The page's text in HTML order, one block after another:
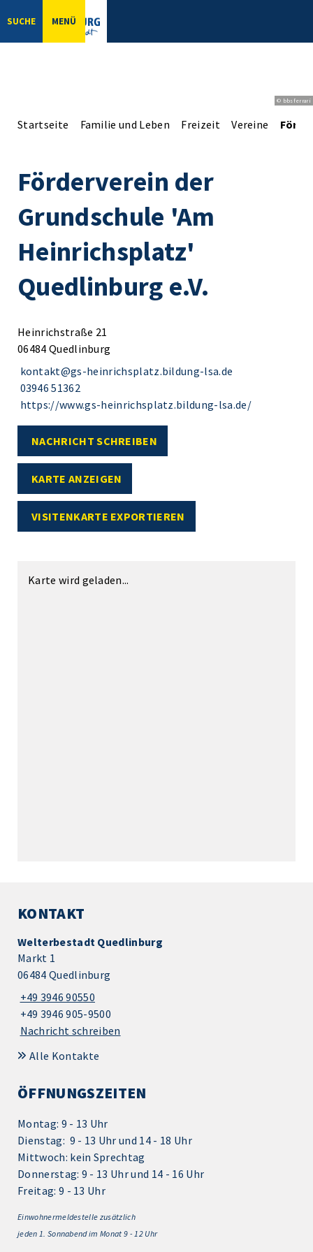
SUCHE MENÜ
© bbsferrari
Startseite Familie und Leben Freizeit Vereine
Förderverein der
Grundschule 'Am
Heinrichsplatz'
Quedlinburg e.V.
Heinrichstraße 21
06484 Quedlinburg
kontakt@gs-heinrichsplatz.bildung-lsa.de
03946 51362
https://www.gs-heinrichsplatz.bildung-lsa.de/
NACHRICHT SCHREIBEN
KARTE ANZEIGEN
VISITENKARTE EXPORTIEREN
Karte wird geladen...
KONTAKT
Welterbestadt Quedlinburg
Markt 1
06484 Quedlinburg
+49 3946 90550
+49 3946 905-9500
Nachricht schreiben
Alle Kontakte
ÖFFNUNGSZEITEN
Montag: 9 - 13 Uhr
Dienstag: 9 - 13 Uhr und 14 - 18 Uhr
Mittwoch: kein Sprechtag
Donnerstag: 9 - 13 Uhr und 14 - 16 Uhr
Freitag: 9 - 13 Uhr
Einwohnermeldestelle zusätzlich
jeden 1. Sonnabend im Monat 9 - 12 Uhr